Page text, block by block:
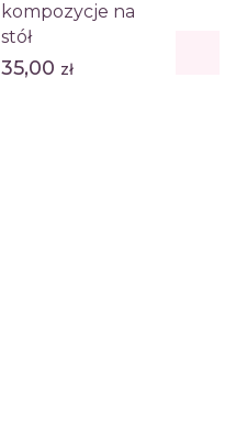
kompozycje na
stół
35,00 zł